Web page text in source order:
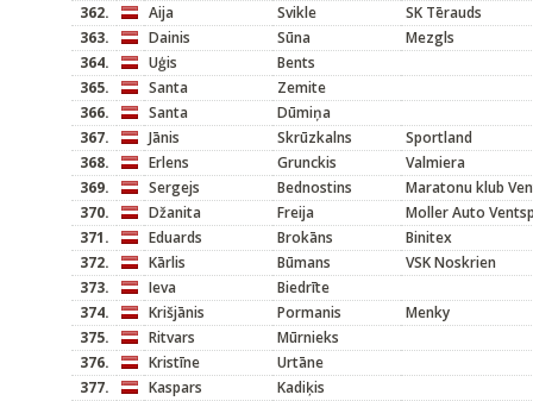
362.
Aija Svikle
SK Tērauds
363.
Dainis Sūna
Mezgls
364.
Uģis
Bents
365.
Santa
Zemite
366.
Santa
Dūmiņa
367.
Jānis Skrūzkalns
Sportland
368.
Erlens Grunckis
Valmiera
369.
Sergejs Bednostins
Maratonu klub
370.
Džanita Freija
Moller Auto
371.
Eduards Brokāns
Binitex
372.
Kārlis Būmans
VSK Noskrien
373.
Ieva
Biedrīte
374.
Krišjānis Pormanis
Menky
375.
Ritvars
Mūrnieks
376.
Kristīne
Urtāne
377.
Kaspars
Kadiķis